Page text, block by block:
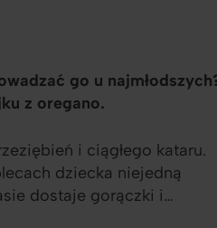
go u
z oregano.
i ciągłego kataru.
dziecka niejedną
dostaje gorączki i…